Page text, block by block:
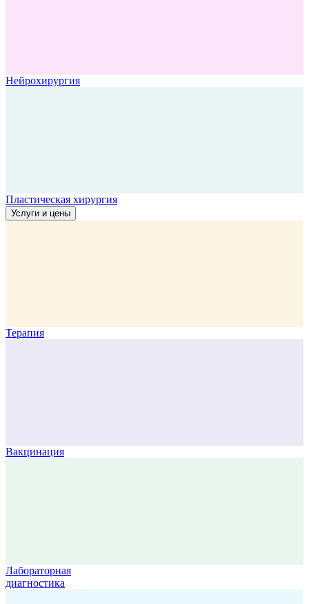
Нейрохирургия
Пластическая хирургия
Услуги и цены
Терапия
Вакцинация
Лабораторная
диагностика